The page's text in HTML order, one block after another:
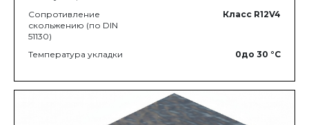
Сопротивление
скольжению (по DIN
51130)
Класс R12V4
Температура укладки 0до 30 °C